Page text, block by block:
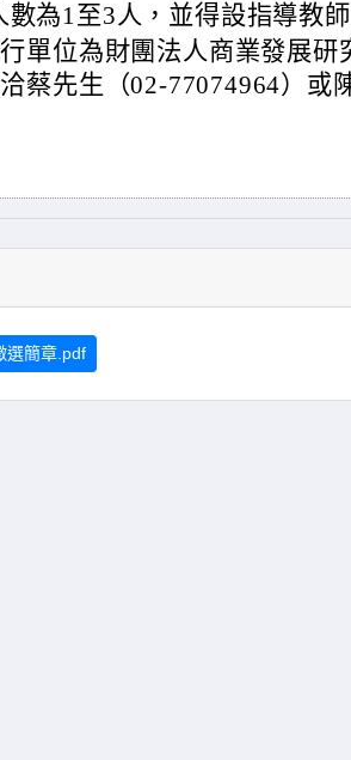
數為1至3人，並得設指導教師
單位為財團法人商業發展研
蔡先生（02-77074964）或
選簡章.pdf